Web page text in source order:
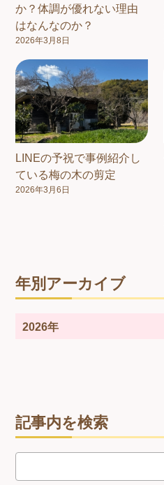
記事内を検索
か？体調が優れない理由
はなんなのか？
2026年3月8日
LINEの予祝で事例紹介し
ている梅の木の剪定
2026年3月6日
年別アーカイブ
2026年